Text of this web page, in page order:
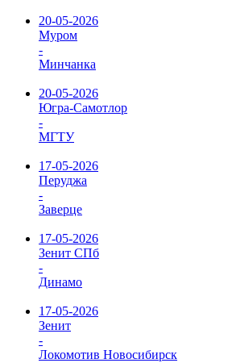
20-05-2026
Муром
-
Минчанка
20-05-2026
Югра-Самотлор
-
МГТУ
17-05-2026
Перуджа
-
Заверце
17-05-2026
Зенит СПб
-
Динамо
17-05-2026
Зенит
-
Локомотив Новосибирск